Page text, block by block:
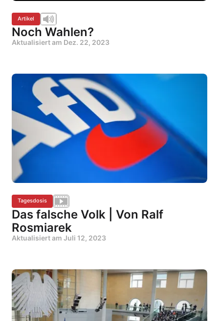
Artikel
Noch Wahlen?
Aktualisiert am Dez. 22, 2023
Tagesdosis
Das falsche Volk | Von Ralf
Rosmiarek
Aktualisiert am Juli 12, 2023